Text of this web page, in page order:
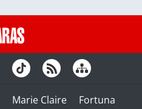
Marie Claire Fortuna